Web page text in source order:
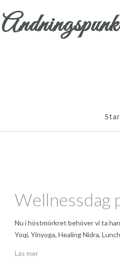
Wellnessdag
Nu i höstmörkret behöver vi ta
Yoqi, Yinyoga, Healing Nidra,
Läs mer